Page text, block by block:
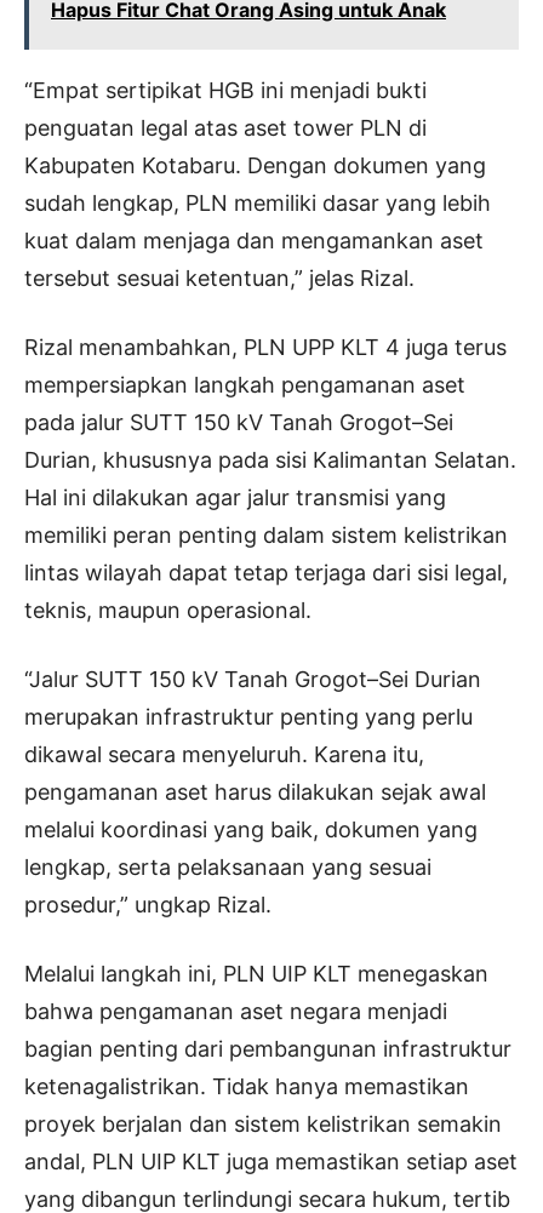
Hapus Fitur Chat Orang Asing untuk Anak
“Empat sertipikat HGB ini menjadi bukti
penguatan legal atas aset tower PLN di
Kabupaten Kotabaru. Dengan dokumen yang
sudah lengkap, PLN memiliki dasar yang lebih
kuat dalam menjaga dan mengamankan aset
tersebut sesuai ketentuan,” jelas Rizal.
Rizal menambahkan, PLN UPP KLT 4 juga terus
mempersiapkan langkah pengamanan aset
pada jalur SUTT 150 kV Tanah Grogot–Sei
Durian, khususnya pada sisi Kalimantan Selatan.
Hal ini dilakukan agar jalur transmisi yang
memiliki peran penting dalam sistem kelistrikan
lintas wilayah dapat tetap terjaga dari sisi legal,
teknis, maupun operasional.
“Jalur SUTT 150 kV Tanah Grogot–Sei Durian
merupakan infrastruktur penting yang perlu
dikawal secara menyeluruh. Karena itu,
pengamanan aset harus dilakukan sejak awal
melalui koordinasi yang baik, dokumen yang
lengkap, serta pelaksanaan yang sesuai
prosedur,” ungkap Rizal.
Melalui langkah ini, PLN UIP KLT menegaskan
bahwa pengamanan aset negara menjadi
bagian penting dari pembangunan infrastruktur
ketenagalistrikan. Tidak hanya memastikan
proyek berjalan dan sistem kelistrikan semakin
andal, PLN UIP KLT juga memastikan setiap aset
yang dibangun terlindungi secara hukum, tertib